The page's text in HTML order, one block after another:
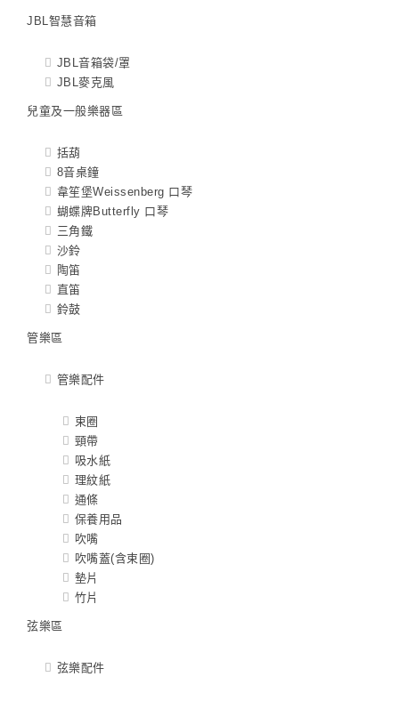
JBL智慧音箱
JBL音箱袋/罩
JBL麥克風
兒童及一般樂器區
括葫
8音桌鐘
韋笙堡Weissenberg 口琴
蝴蝶牌Butterfly 口琴
三角鐵
沙鈴
陶笛
直笛
鈴鼓
管樂區
管樂配件
束圈
頸帶
吸水紙
理紋紙
通條
保養用品
吹嘴
吹嘴蓋(含束圈)
墊片
竹片
弦樂區
弦樂配件